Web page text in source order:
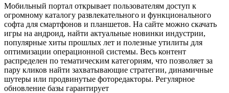
Мобильный портал открывает пользователям доступ к
огромному каталогу развлекательного и функционального
софта для смартфонов и планшетов. На сайте можно скачать
игры на андроид, найти актуальные новинки индустрии,
популярные хиты прошлых лет и полезные утилиты для
оптимизации операционной системы. Весь контент
распределен по тематическим категориям, что позволяет за
пару кликов найти захватывающие стратегии, динамичные
шутеры или продвинутые фоторедакторы. Регулярное
обновление базы гарантирует